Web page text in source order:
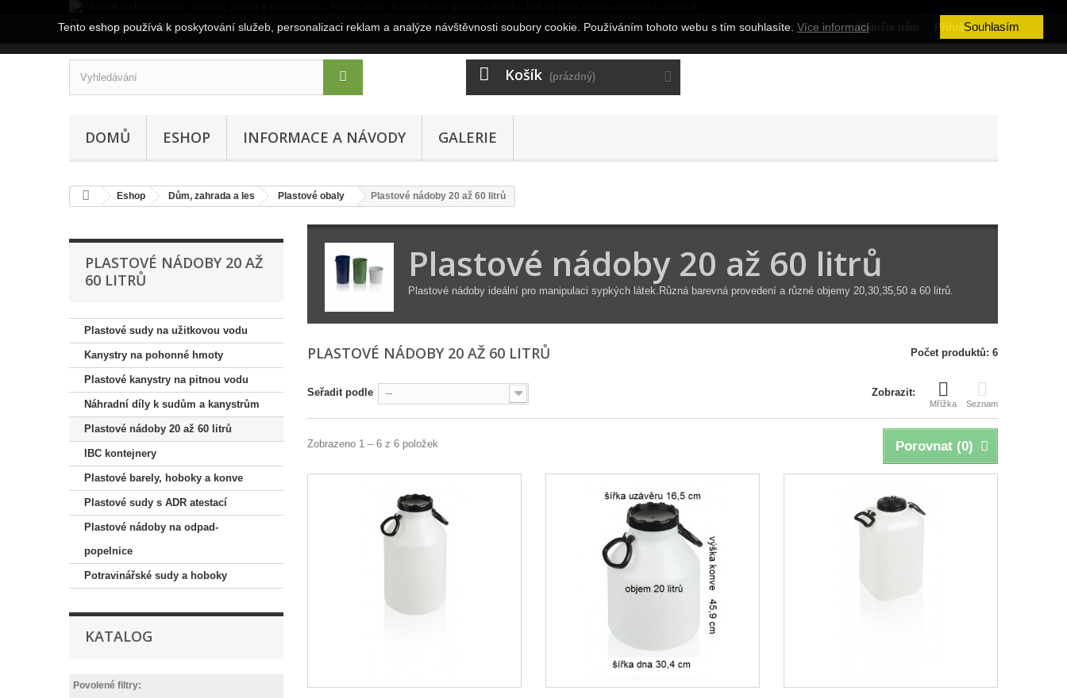
Přihlásit se
Napište nám
+420 606 191 443
Košík (prázdný)
DOMŮ ESHOP INFORMACE A NÁVODY GALERIE
Eshop Dům, zahrada a les Plastové obaly Plastové nádoby 20 až 60 litrů
PLASTOVÉ NÁDOBY 20 AŽ
60 LITRŮ
Plastové sudy na užitkovou vodu
Kanystry na pohonné hmoty
Plastové kanystry na pitnou vodu
Náhradní díly k sudům a kanystrům
Plastové nádoby 20 až 60 litrů
IBC kontejnery
Plastové barely, hoboky a konve
Plastové sudy s ADR atestací
Plastové nádoby na odpad-
popelnice
Potravinářské sudy a hoboky
KATALOG
Povolené filtry:
Plastové nádoby 20 až 60 litrů
Plastové nádoby ideální pro manipulaci sypkých látek.Různá barevná provedení a různé objemy 20,30,35,50 a 60 litrů.
PLASTOVÉ NÁDOBY 20 AŽ 60 LITRŮ Počet produktů: 6
Zobrazit:
Mřížka Seznam
Seřadit podle --
Porovnat (0)
Zobrazeno 1 – 6 z 6 položek
Tento eshop používá k poskytování služeb, personalizaci reklam a analýze návštěvnosti soubory cookie. Používáním tohoto webu s tím souhlasíte. Více informací Souhlasím